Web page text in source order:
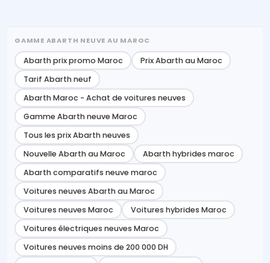
GAMME ABARTH NEUVE AU MAROC
Abarth prix promo Maroc
Prix Abarth au Maroc
Tarif Abarth neuf
Abarth Maroc - Achat de voitures neuves
Gamme Abarth neuve Maroc
Tous les prix Abarth neuves
Nouvelle Abarth au Maroc
Abarth hybrides maroc
Abarth comparatifs neuve maroc
Voitures neuves Abarth au Maroc
Voitures neuves Maroc
Voitures hybrides Maroc
Voitures électriques neuves Maroc
Voitures neuves moins de 200 000 DH